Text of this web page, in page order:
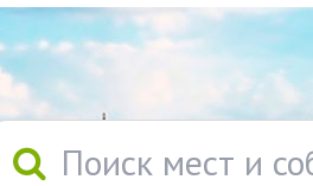
Поиск мест и